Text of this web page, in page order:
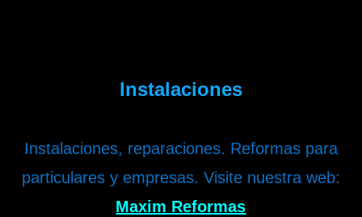
Instalaciones
Instalaciones, reparaciones. Reformas para
particulares y empresas. Visite nuestra web:
Maxim Reformas